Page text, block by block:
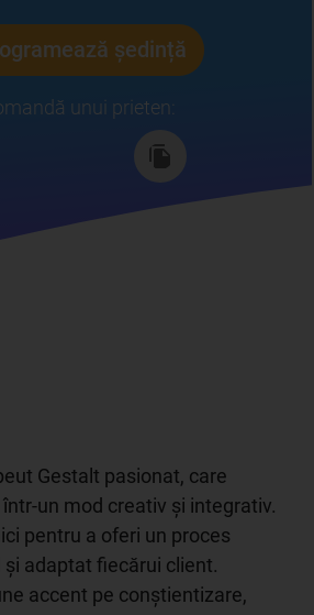
ședință
unui prieten:
Gestalt pasionat, care
un mod creativ și integrativ.
pentru a oferi un proces
adaptat fiecărui client.
accent pe conștientizare,